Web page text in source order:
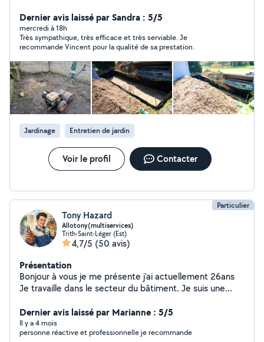
débroussaillage,mis à niveau du terrain, déracinement,
enlèvement...
Dernier avis laissé par Sandra : 5/5
mercredi à 18h
Très sympathique, très efficace et très serviable. Je
recommande Vincent pour la qualité de sa prestation.
Jardinage Entretien de jardin
Voir le profil Contacter
Particulier
Tony Hazard
Allotony(multiservices)
Trith-Saint-Léger (Est)
4,7/5 (50 avis)
Présentation
Bonjour à vous je me présente j'ai actuellement 26ans
Je travaille dans le secteur du bâtiment. Je suis une
à mettre en œuvre mes compétences.
(Jardinage,plomberie,manutention,électricité et tout
autre service tant que je me sens capable de satisfaire
Dernier avis laissé par Marianne : 5/5
Il y a 4 mois
personne réactive et professionnelle je recommande